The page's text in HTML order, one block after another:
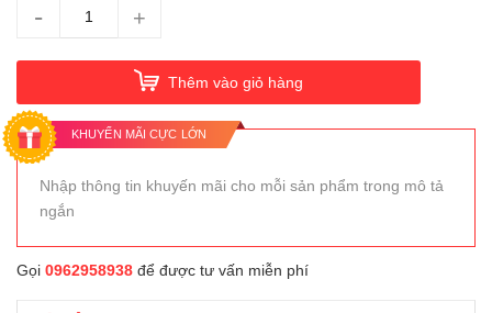
- +
Thêm vào giỏ hàng
KHUYẾN MÃI CỰC LỚN
Nhập thông tin khuyến mãi cho mỗi sản phẩm trong mô tả
ngắn
Gọi 0962958938 để được tư vấn miễn phí